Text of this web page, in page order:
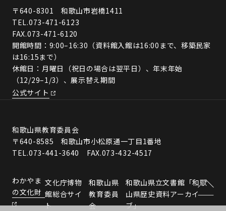
〒640-8301 和歌山市岩橋1411
TEL.073-471-6123
FAX.073-471-6120
開館時間：9:00–16:30（資料館入館は16:00まで、移築民家
は16:15まで）
休館日：月曜日（祝日の場合は翌平日）、年末年始
（12/29–1/3）、展示替え期間
公式サイト
和歌山県教育委員会
〒640-8585 和歌山市小松原通一丁目1番地
TEL.073-441-3640 FAX.073-432-4517
わかやま
の文化財
文化庁博物
館総合サイ
ト
和歌山県
教育委員
会
和歌山県立文書館「和歌
山県歴史資料アーカイ
ブ」